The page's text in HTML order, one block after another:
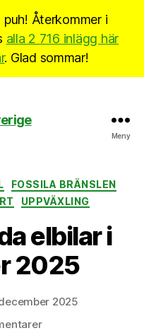
Återkommer i
alla 2 716 inlägg här
. Glad sommar!
Meny
FOSSILA BRÄNSLEN
UPPVÄXLING
elbilar i
2025
2025
till